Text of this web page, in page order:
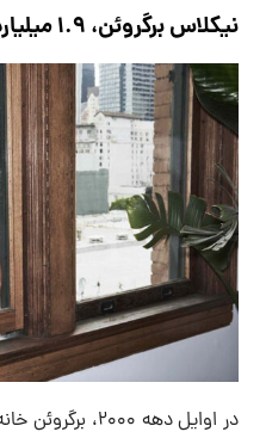
نیکلاس برگروئن، ۱.۹ میلیارد دلار
در اوایل دهه